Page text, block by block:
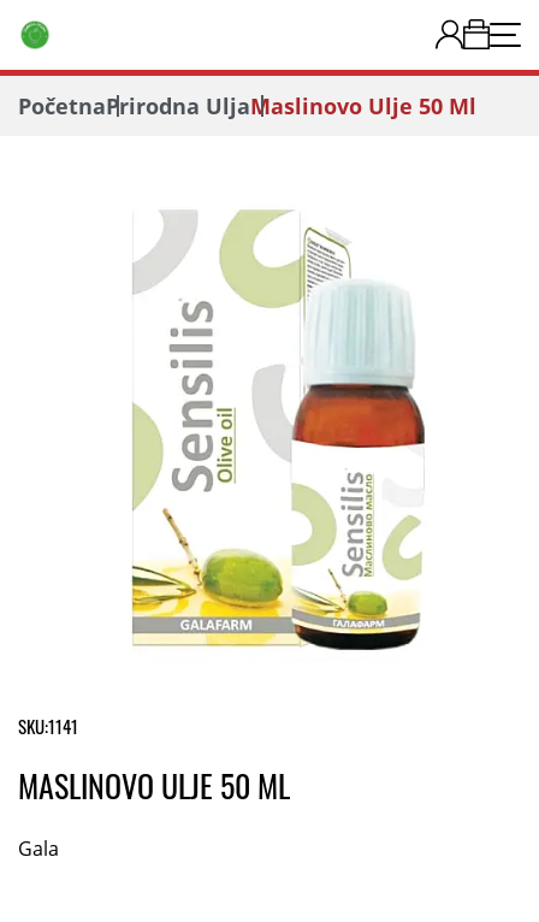
PočetnaPrirodna UljaMaslinovo Ulje 50 Ml
SKU:1141
MASLINOVO ULJE 50 ML
Gala